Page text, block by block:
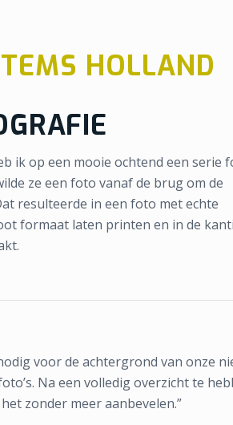
HOLLAND
ik op een mooie ochtend een serie
ze een foto vanaf de brug om de
resulteerde in een foto met echte
formaat laten printen en in de
voor de achtergrond van onze
Na een volledig overzicht te
zonder meer aanbevelen.”